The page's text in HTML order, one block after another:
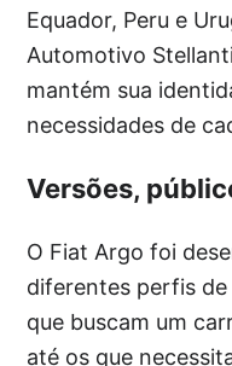
Equador, Peru e
Automotivo
mantém sua
necessidades de
Versões,
O Fiat Argo foi
diferentes perfis
que buscam um
até os que